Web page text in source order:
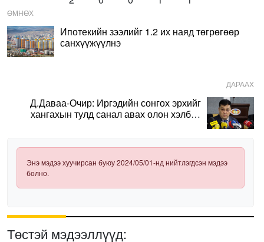
ӨМНӨХ
Ипотекийн зээлийг 1.2 их наяд төгрөгөөр
санхүүжүүлнэ
ДАРААХ
Д.Даваа-Очир: Иргэдийн сонгох эрхийг
хангахын тулд санал авах олон хэлбэр
Энэ мэдээ хуучирсан буюу 2024/05/01-нд нийтлэгдсэн мэдээ
болно.
Төстэй мэдээллүүд: